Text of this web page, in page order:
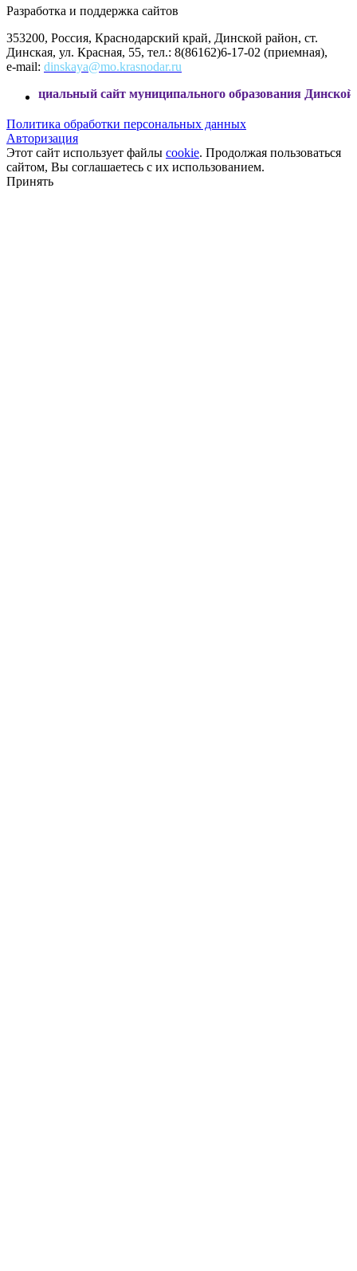
Разработка и поддержка сайтов
353200, Россия, Краснодарский край, Динской район, ст.
Динская, ул. Красная, 55, тел.: 8(86162)6-17-02 (приемная),
e-mail: dinskaya@mo.krasnodar.ru
сайт муниципального образования Динской район
Политика обработки персональных данных
Авторизация
Этот сайт использует файлы cookie. Продолжая пользоваться
сайтом, Вы соглашаетесь с их использованием.
Принять